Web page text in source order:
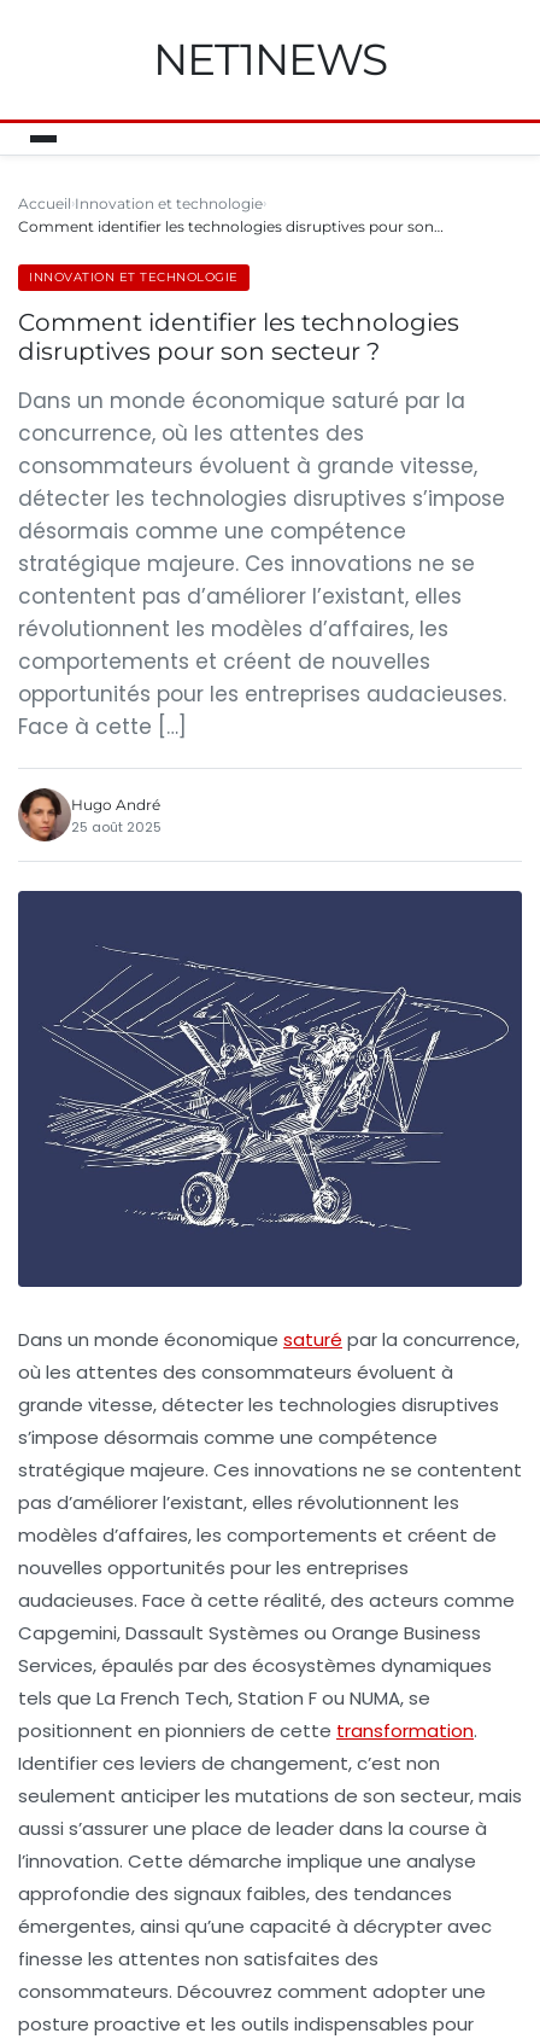
NET1NEWS
Accueil Innovation et technologie
Comment identifier les technologies disruptives pour son…
INNOVATION ET TECHNOLOGIE
Comment identifier les technologies
disruptives pour son secteur ?
Dans un monde économique saturé par la
concurrence, où les attentes des
consommateurs évoluent à grande vitesse,
détecter les technologies disruptives s’impose
désormais comme une compétence
stratégique majeure. Ces innovations ne se
contentent pas d’améliorer l’existant, elles
révolutionnent les modèles d’affaires, les
comportements et créent de nouvelles
opportunités pour les entreprises audacieuses.
Face à cette […]
Hugo André
25 août 2025
Dans un monde économique saturé par la concurrence,
où les attentes des consommateurs évoluent à
grande vitesse, détecter les technologies disruptives
s’impose désormais comme une compétence
stratégique majeure. Ces innovations ne se contentent
pas d’améliorer l’existant, elles révolutionnent les
modèles d’affaires, les comportements et créent de
nouvelles opportunités pour les entreprises
audacieuses. Face à cette réalité, des acteurs comme
Capgemini, Dassault Systèmes ou Orange Business
Services, épaulés par des écosystèmes dynamiques
tels que La French Tech, Station F ou NUMA, se
positionnent en pionniers de cette transformation.
Identifier ces leviers de changement, c’est non
seulement anticiper les mutations de son secteur, mais
aussi s’assurer une place de leader dans la course à
l’innovation. Cette démarche implique une analyse
approfondie des signaux faibles, des tendances
émergentes, ainsi qu’une capacité à décrypter avec
finesse les attentes non satisfaites des
consommateurs. Découvrez comment adopter une
posture proactive et les outils indispensables pour